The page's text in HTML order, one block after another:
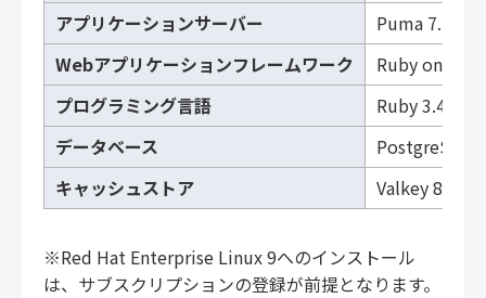
アプリケーションサーバー
Puma 7.1
Webアプリケーションフレームワーク
Ruby on
プログラミング言語
Ruby 3.4
データベース
PostgreSQL
キャッシュストア
Valkey 8.0
※Red Hat Enterprise Linux 9へのインストール
は、サブスクリプションの登録が前提となります。